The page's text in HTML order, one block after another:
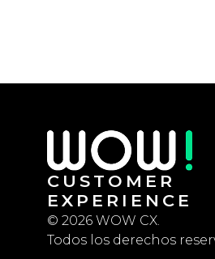
CUSTOMER
EXPERIENCE
© 2026 WOW CX.
Todos los derechos